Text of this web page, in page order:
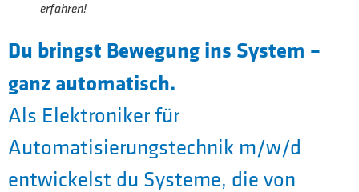
erfahren!
Du bringst Bewegung ins System –
ganz automatisch.
Als Elektroniker für
Automatisierungstechnik m/w/d
entwickelst du Systeme, die von